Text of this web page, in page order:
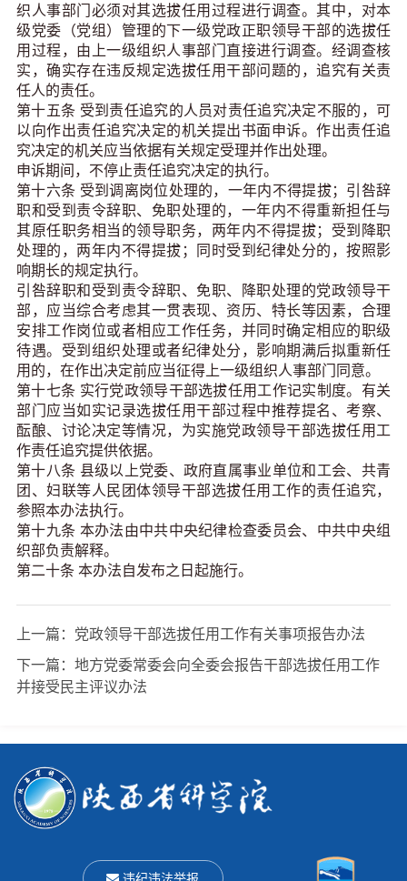
织人事部门必须对其选拔任用过程进行调查。其中，对本
级党委（党组）管理的下一级党政正职领导干部的选拔任
用过程，由上一级组织人事部门直接进行调查。经调查核
实，确实存在违反规定选拔任用干部问题的，追究有关责
任人的责任。
第十五条 受到责任追究的人员对责任追究决定不服的，可
以向作出责任追究决定的机关提出书面申诉。作出责任追
究决定的机关应当依据有关规定受理并作出处理。
申诉期间，不停止责任追究决定的执行。
第十六条 受到调离岗位处理的，一年内不得提拔；引咎辞
职和受到责令辞职、免职处理的，一年内不得重新担任与
其原任职务相当的领导职务，两年内不得提拔；受到降职
处理的，两年内不得提拔；同时受到纪律处分的，按照影
响期长的规定执行。
引咎辞职和受到责令辞职、免职、降职处理的党政领导干
部，应当综合考虑其一贯表现、资历、特长等因素，合理
安排工作岗位或者相应工作任务，并同时确定相应的职级
待遇。受到组织处理或者纪律处分，影响期满后拟重新任
用的，在作出决定前应当征得上一级组织人事部门同意。
第十七条 实行党政领导干部选拔任用工作记实制度。有关
部门应当如实记录选拔任用干部过程中推荐提名、考察、
酝酿、讨论决定等情况，为实施党政领导干部选拔任用工
作责任追究提供依据。
第十八条 县级以上党委、政府直属事业单位和工会、共青
团、妇联等人民团体领导干部选拔任用工作的责任追究，
参照本办法执行。
第十九条 本办法由中共中央纪律检查委员会、中共中央组
织部负责解释。
第二十条 本办法自发布之日起施行。
上一篇： 党政领导干部选拔任用工作有关事项报告办法
下一篇： 地方党委常委会向全委会报告干部选拔任用工作
并接受民主评议办法